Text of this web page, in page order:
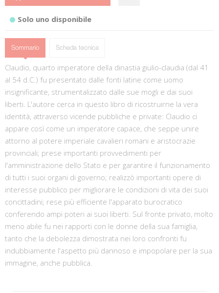
Solo uno disponibile
Sommario Scheda tecnica
Claudio, quarto imperatore della dinastia giulio-claudia (dal 41
al 54 d.C.) fu presentato dalle fonti latine come uomo
insignificante, strumentalizzato dalle sue mogli e dai suoi
liberti. L'autore cerca in questo libro di ricostruirne la vera
identità, attraverso vicende pubbliche e private: Claudio ci
appare così come un imperatore capace, che seppe unire
attorno al potere imperiale cavalieri romani e aristocrazie
provinciali; prese importanti provvedimenti per
l'amministrazione dello Stato e per garantire il funzionamento
di tutti i suoi organi di governo; realizzò importanti opere di
interesse pubblico per migliorare le condizioni di vita dei suoi
concittadini; rese più efficiente l'apparato burocratico
conferendo ampi poteri ai suoi liberti. Sul fronte privato, molto
meno abile fu nei rapporti con le donne della sua famiglia,
tanto che la debolezza dimostrata nei loro confronti fu
indubbiamente l'aspetto più dannoso e impopolare per la sua
immagine, anche pubblica.